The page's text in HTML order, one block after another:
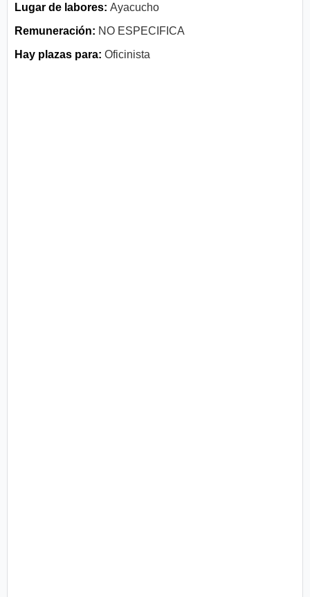
Lugar de labores: Ayacucho
Remuneración: NO ESPECIFICA
Hay plazas para: Oficinista